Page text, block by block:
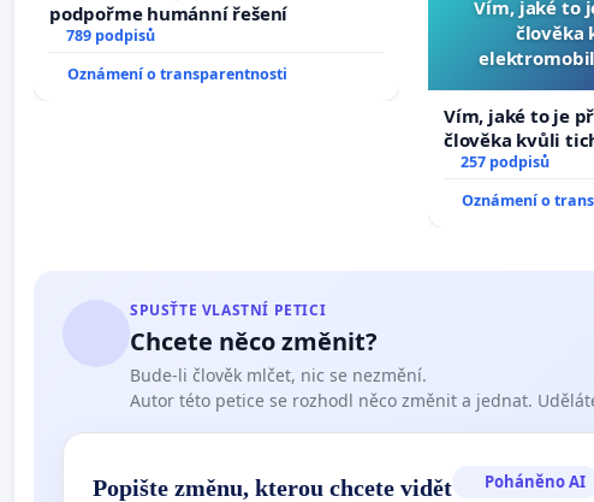
podpořme humánní řešení
789 podpisů
Oznámení o transparentnosti
Vím, jaké to
člověka
Vím, jaké to je
člověka kvůli
nečekejme, až
257 podpisů
Oznámení o
SPUSŤTE VLASTNÍ PETICI
Chcete něco změnit?
Bude-li člověk mlčet, nic se nezmění.
Autor této petice se rozhodl něco změnit a jednat.
Popište změnu, kterou chcete vidět Poháněno AI